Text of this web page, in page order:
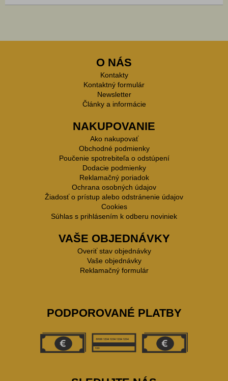
O NÁS
Kontakty
Kontaktný formulár
Newsletter
Články a informácie
NAKUPOVANIE
Ako nakupovať
Obchodné podmienky
Poučenie spotrebiteľa o odstúpení
Dodacie podmienky
Reklamačný poriadok
Ochrana osobných údajov
Žiadosť o prístup alebo odstránenie údajov
Cookies
Súhlas s prihlásením k odberu noviniek
VAŠE OBJEDNÁVKY
Overiť stav objednávky
Vaše objednávky
Reklamačný formulár
PODPOROVANÉ PLATBY